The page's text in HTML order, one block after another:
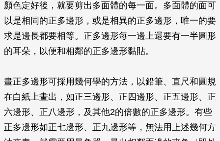
顏色定好後，就要剪出多面體的每一面。多面體的面可
以是相同的正多邊形，或是相異的正多邊形，唯一的要
求是邊長都要相等。正多邊形每一邊上還要有一半圓形
的耳朵，以便和相鄰的正多邊形黏貼。
畫正多邊形可採用幾何學的方法，以鉛筆、直尺和圓規
在白紙上畫出，如正三邊形、正四邊形、正五邊形、正
六邊形、正八邊形，及其他2的倍數的正多邊形。有些
正多邊形如正七邊形、正九邊形等，無法用上述幾何方